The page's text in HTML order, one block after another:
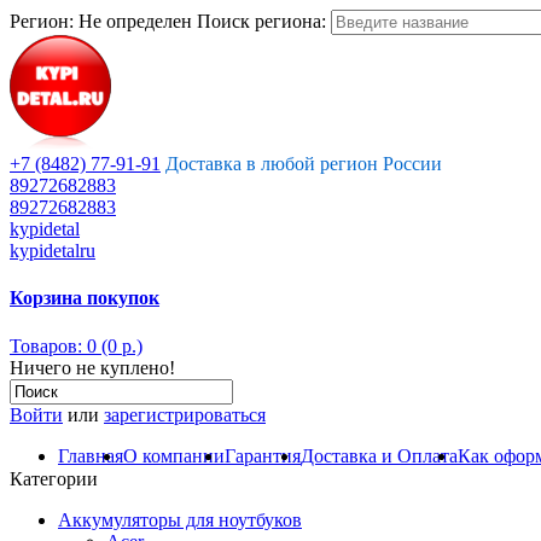
Регион: Не определен Поиск региона:
+7 (8482) 77-91-91 Доставка в любой регион России
89272682883
89272682883
kypidetal
kypidetalru
Корзина покупок
Товаров: 0 (0 р.)
Ничего не куплено!
Войти или зарегистрироваться
ГлавнаяО компанииГарантияДоставка и ОплатаКак
Категории
Аккумуляторы для ноутбуков